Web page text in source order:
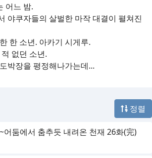
어느 밤.
야쿠자들의 살벌한 마작 대결이 펼쳐진
한 소년. 아카기 시게루.
없던 소년.
박장을 평정해나가는데...
정렬
어둠에서 춤추듯 내려온 천재 26화(完)